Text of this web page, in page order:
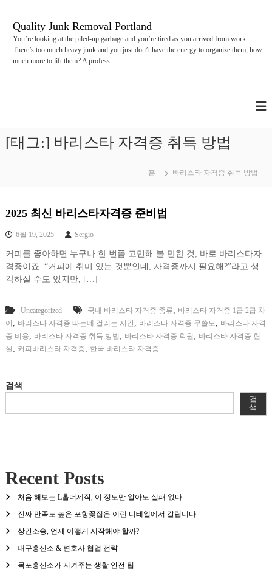
Quality Junk Removal Portland
You’re looking at the piled-up garbage and you’re tired as you arrived from work.
There’s too much heavy junk and you just don’t have the energy to organize them, how
much more to lift them? A profess
[태그:] 바리스타 자격증 취득 방법
홈 바리스타 자격증 취득 방법
2025 최신 바리스타자격증 준비법
6월 19, 2025 Sergio
커피를 좋아하면 누구나 한 번쯤 고민해 볼 만한 것, 바로 바리스타자
격증이죠. “커피에 취미 있는 것뿐인데, 자격증까지 필요해?”라고 생
각하실 수도 있지만, […]
Uncategorized 국내 바리스타 자격증 종류, 바리스타 자격증 1급 2급 차
이 , 바리스타 자격증 따는데 걸리는 시간, 바리스타 자격증 무쓸모, 바리스타 자격
증 비용, 바리스타 자격증 취득 방법 , 바리스타 자격증 학원 , 바리스타 자격증 현
실 , 커피바리스타 자격증, 한국 바리스타 자격증
검색
검
색
Recent Posts
처음 해보는 L홀더제작, 이 정도만 알아도 실패 없다
진짜 만족도 높은 포항꽃집은 이런 디테일에서 갈립니다
상간소송, 언제 어떻게 시작해야 할까?
대구흥신소 & 변호사 협업 전략
목포흥신소가 지켜주는 생활 안전 팁